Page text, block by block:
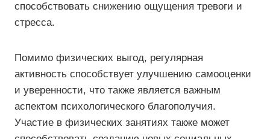
способствовать снижению ощущения тревоги и
стресса.
Помимо физических выгод, регулярная
активность способствует улучшению самооценки
и уверенности, что также является важным
аспектом психологического благополучия.
Участие в физических занятиях также может